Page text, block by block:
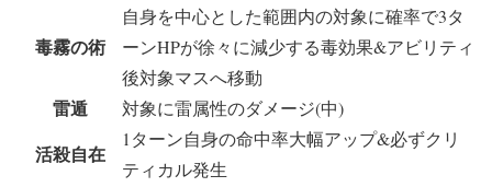
毒霧の術
自身を中心とした範囲内の対象に確率で3タ
ーンHPが徐々に減少する毒効果&アビリティ
後対象マスへ移動
雷遁 対象に雷属性のダメージ(中)
活殺自在
1ターン自身の命中率大幅アップ&必ずクリ
ティカル発生